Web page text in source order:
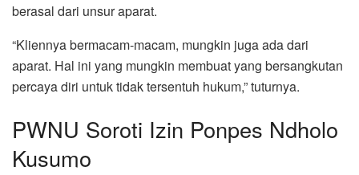
berasal dari unsur aparat.
“Kliennya bermacam-macam, mungkin juga ada dari
aparat. Hal ini yang mungkin membuat yang bersangkutan
percaya diri untuk tidak tersentuh hukum,” tuturnya.
PWNU Soroti Izin Ponpes Ndholo
Kusumo